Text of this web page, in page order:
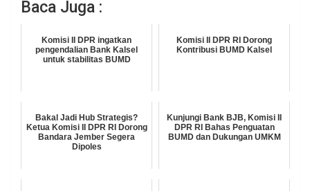
Baca Juga :
Komisi II DPR ingatkan
pengendalian Bank Kalsel
untuk stabilitas BUMD
Komisi II DPR RI Dorong
Kontribusi BUMD Kalsel
Bakal Jadi Hub Strategis?
Ketua Komisi II DPR RI Dorong
Bandara Jember Segera
Dipoles
Kunjungi Bank BJB, Komisi II
DPR RI Bahas Penguatan
BUMD dan Dukungan UMKM